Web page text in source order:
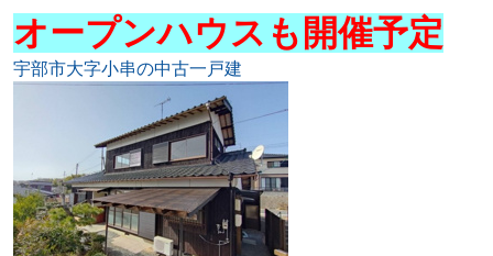
オープンハウスも開催予定
宇部市大字小串の中古一戸建